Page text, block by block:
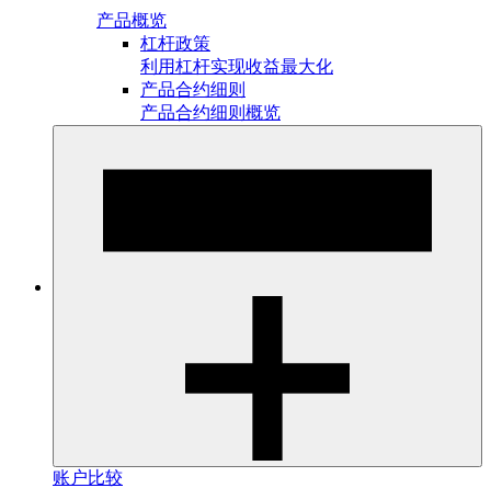
产品概览
杠杆政策
利用杠杆实现收益最大化
产品合约细则
产品合约细则概览
账户比较